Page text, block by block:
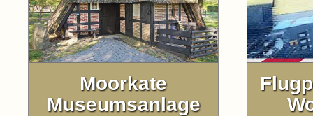
Moorkate
Museumsanlage